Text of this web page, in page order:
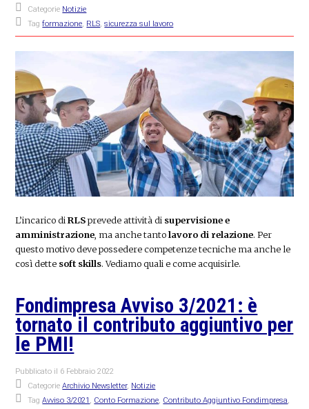
Categorie Notizie
Tagformazione RLS ,sicurezza sul lavoro
L’incarico diRLSprevede attività di supervisione e
amministrazione, ma anche tantolavoro di relazione. Per
questo motivo deve possedere competenze tecniche ma anche le
così dette soft skills. Vediamo quali e come acquisirle.
Fondimpresa Avviso 3/2021: è
tornato il contributo aggiuntivo per
le PMI!
Pubblicato il 6 Febbraio 2022
CategorieArchivio Newsletter, Notizie
TagAvviso 3/2021 , Conto Formazione, Contributo Aggiuntivo Fondimpresa,